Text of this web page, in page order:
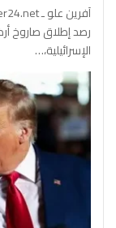
رصد إطلاق صاروخ
الإسرائيلية،…